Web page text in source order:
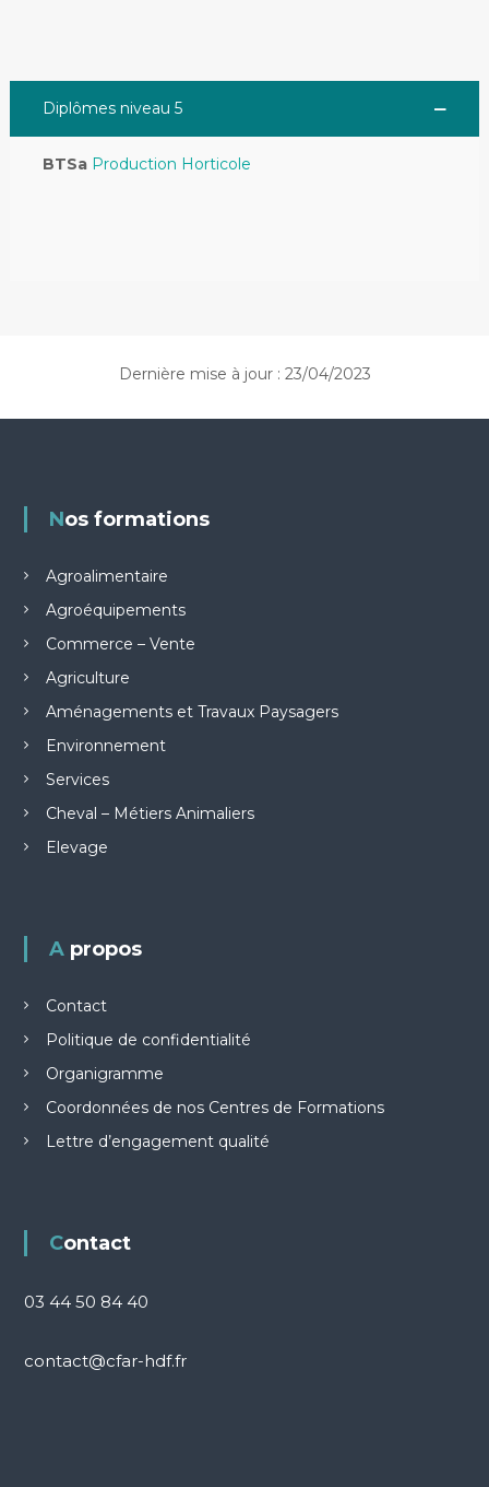
Diplômes niveau 5
BTSa Production Horticole
Dernière mise à jour : 23/04/2023
Nos formations
Agroalimentaire
Agroéquipements
Commerce – Vente
Agriculture
Aménagements et Travaux Paysagers
Environnement
Services
Cheval – Métiers Animaliers
Elevage
A propos
Contact
Politique de confidentialité
Organigramme
Coordonnées de nos Centres de Formations
Lettre d’engagement qualité
Contact
03 44 50 84 40
contact@cfar-hdf.fr